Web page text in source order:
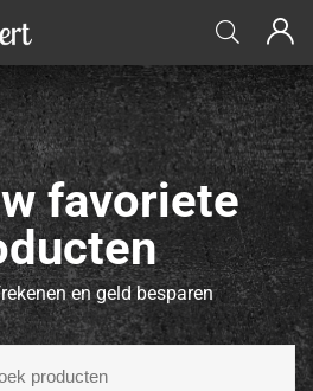
favoriete
en geld besparen